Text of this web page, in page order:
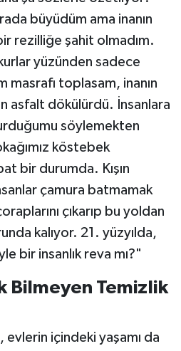
büyüdüm ama inanın
rezilliğe şahit olmadım.
yüzünden sadece
masrafı toplasam, inanın
asfalt dökülürdü. İnsanlara
söylemekten
köstebek
bir durumda. Kışın
çamura batmamak
çıkarıp bu yoldan
kalıyor. 21. yüzyılda,
bir insanlık reva mı?"
Bilmeyen Temizlik
evlerin içindeki yaşamı da